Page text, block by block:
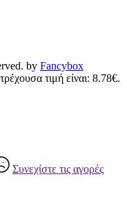
by Fancybox
τιμή είναι: 8.78€.
Συνεχίστε τις αγορές